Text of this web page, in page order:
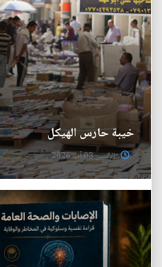
خيبة حارس الهيكل
الأثنين 03 آب 2026